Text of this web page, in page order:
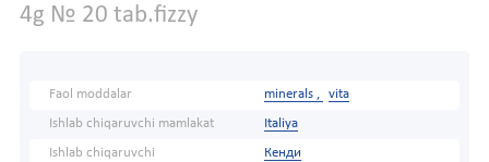
4g № 20 tab.fizzy
Faol moddalar minerals , vita
Ishlab chiqaruvchi mamlakat Italiya
Ishlab chiqaruvchi Кенди